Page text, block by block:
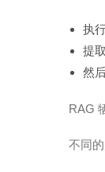
执
提
然
RAG
不同